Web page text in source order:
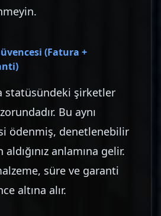
(Fatura +
statüsündeki şirketler
Bu aynı
ödenmiş, denetlenebilir
anlamına gelir.
süre ve garanti
altına alır.